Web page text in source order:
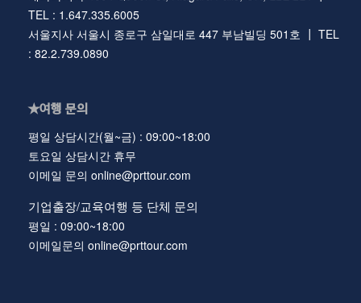
TEL : 1.647.335.6005
서울지사 서울시 종로구 삼일대로 447 부남빌딩 501호 ┃ TEL
: 82.2.739.0890
★여행 문의
평일 상담시간(월~금) : 09:00~18:00
토요일 상담시간 휴무
이메일 문의 online@prttour.com
기업출장/교육여행 등 단체 문의
평일 : 09:00~18:00
이메일문의 online@prttour.com